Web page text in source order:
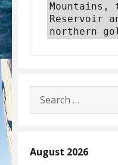
Mountains,
Reservoir
northern
Search
for:
August 2026